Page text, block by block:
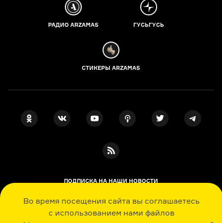
Во время посещения сайта вы соглашаетесь
с использованием нами файлов
РАДИО ARZAMAS ГУСЬГУСЬ
СТИКЕРЫ ARZAMAS
ПОДПИСКА НА НАШИ НОВОСТИ